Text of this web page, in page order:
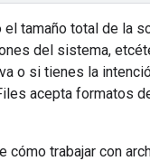
tamaño total de la
del sistema,
o si tienes la
acepta formatos
cómo trabajar con